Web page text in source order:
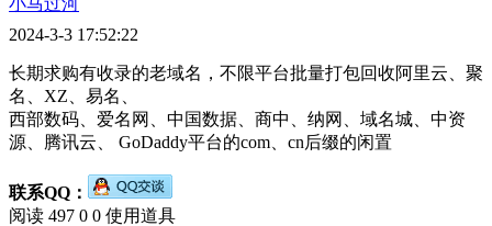
2024-3-3 17:52:22
长期求购有收录的老域名，不限平台批量打包回收阿里云、聚
名、XZ、易名、
西部数码、爱名网、中国数据、商中、纳网、域名城、中资
源、腾讯云、 GoDaddy平台的com、cn后缀的闲置
联系QQ：
阅读 497 0 0 使用道具